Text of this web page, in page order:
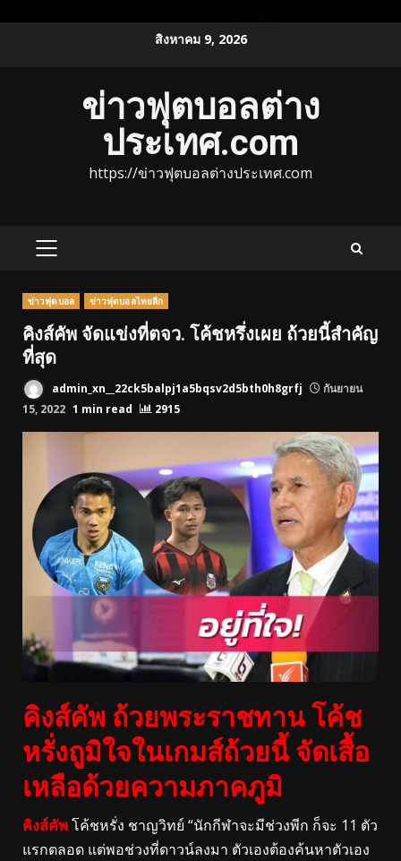
สิงหาคม 9, 2026
ข่าวฟุตบอลต่าง
ประเทศ.com
https://ข่าวฟุตบอลต่างประเทศ.com
PRIMARY
ข่าวฟุตบอล ข่าวฟุตบอลไทยลีก
คิงส์คัพ จัดแข่งที่ตจว. โค้ชหรึ่งเผย ถ้วยนี้สำคัญ
ที่สุด
admin_xn__22ck5balpj1a5bqsv2d5bth0h8grfj
กันยายน
15, 2022 1 min read 2915
คิงส์คัพ ถ้วยพระราชทาน โค้ช
หรั่งถูมิใจในเกมส์ถ้วยนี้ จัดเสื้อ
เหลือด้วยความภาคภูมิ
คิงส์คัพ โค้ชหรั่ง ชาญวิทย์ “นักกีฬาจะมีช่วงพีก ก็จะ 11 ตัว
แรกตลอด แต่พอช่วงที่ดาวน์ลงมา ตัวเองต้องค้นหาตัวเอง